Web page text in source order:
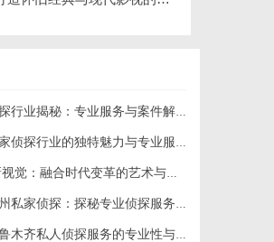
揭秘：专业服务与案件解析全方位指南
侦探行业的独特魅力与专业服务
：融合时代变革的艺术与创新之旅
侦探：探秘专业侦探服务的魅力与实用价值
齐私人侦探服务的专业性与应用领域